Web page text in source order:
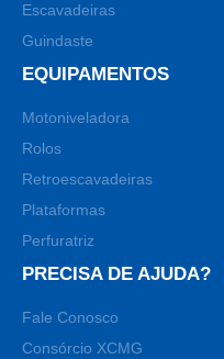
Escavadeiras
Guindaste
EQUIPAMENTOS
Motoniveladora
Rolos
Retroescavadeiras
Plataformas
Perfuratriz
PRECISA DE AJUDA?
Fale Conosco
Consórcio XCMG